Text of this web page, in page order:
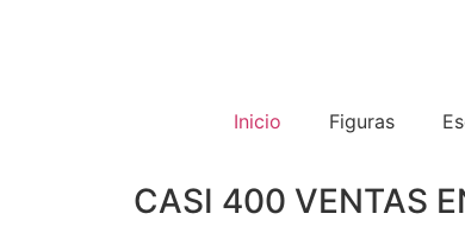
Inicio Figuras
CASI 400 VENTAS